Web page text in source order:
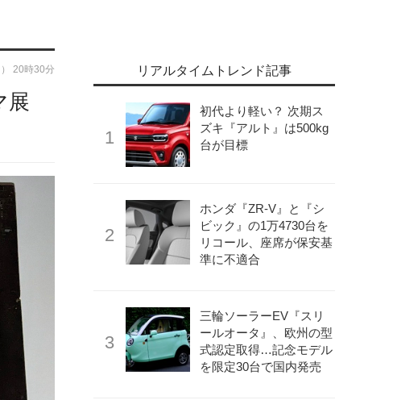
展
20時30分 リアルタイムトレンド記事
初代より軽い？ 次期ス
ズキ『アルト』は500kg
台が目標
ホンダ『ZR-V』と『シ
ビック』の1万4730台を
リコール、座席が保安基
準に不適合
三輪ソーラーEV『スリ
ールオータ』、欧州の型
式認定取得…記念モデル
を限定30台で国内発売